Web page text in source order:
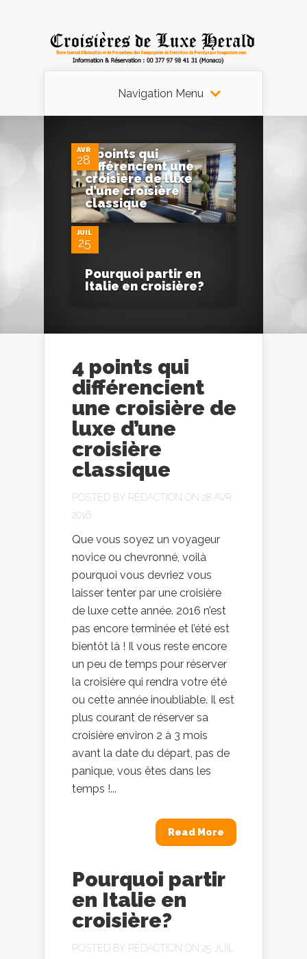
Navigation Menu
AVR
284 points qui
différencient une
croisière de luxe
d’une croisière
classique
JUIL
25
0
Pourquoi partir en
Italie en croisière?
4 points qui
différencient
une croisière de
luxe d’une
croisière
classique
POSTED BY RÉDACTION ON 28 AVR
2016
Que vous soyez un voyageur
novice ou chevronné, voilà
pourquoi vous devriez vous
laisser tenter par une croisière
de luxe cette année. 2016 n’est
pas encore terminée et l’été est
bientôt là ! Il vous reste encore
un peu de temps pour réserver
la croisière qui rendra votre été
ou cette année inoubliable. Il est
plus courant de réserver sa
croisière environ 2 à 3 mois
avant la date du départ, pas de
panique, vous êtes dans les
temps !...
Read More
Pourquoi partir
en Italie en
croisière?
POSTED BY RÉDACTION ON 25 JUIL